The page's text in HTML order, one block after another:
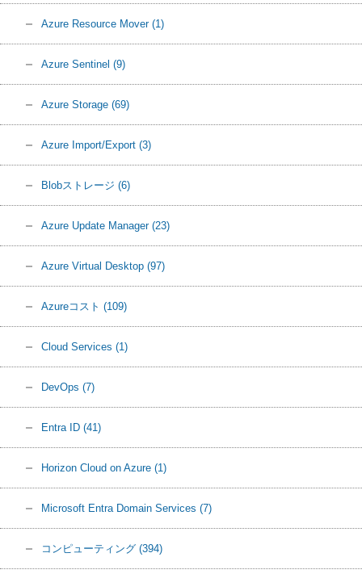
Azure Resource Mover (1)
Azure Sentinel (9)
Azure Storage (69)
Azure Import/Export (3)
Blobストレージ (6)
Azure Update Manager (23)
Azure Virtual Desktop (97)
Azureコスト (109)
Cloud Services (1)
DevOps (7)
Entra ID (41)
Horizon Cloud on Azure (1)
Microsoft Entra Domain Services (7)
コンピューティング (394)